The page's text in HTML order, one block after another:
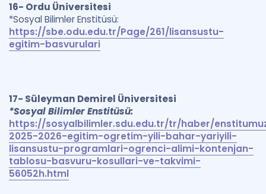
16- Ordu Üniversitesi
*Sosyal Bilimler Enstitüsü:
https://sbe.odu.edu.tr/Page/261/lisansustu-
egitim-basvurulari
17- Süleyman Demirel Üniversitesi
*Sosyal Bilimler Enstitüsü:
https://sosyalbilimler.sdu.edu.tr/tr/haber/
2025-2026-egitim-ogretim-yili-bahar-yariyili-
lisansustu-programlari-ogrenci-alimi-kontenjan-
tablosu-basvuru-kosullari-ve-takvimi-
56052h.html